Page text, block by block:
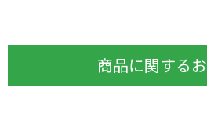
商品に関する